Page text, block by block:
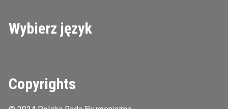
Wybierz język
Copyrights